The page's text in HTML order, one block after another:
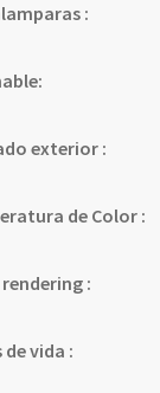
:
exterior :
de Color :
:
de vida :